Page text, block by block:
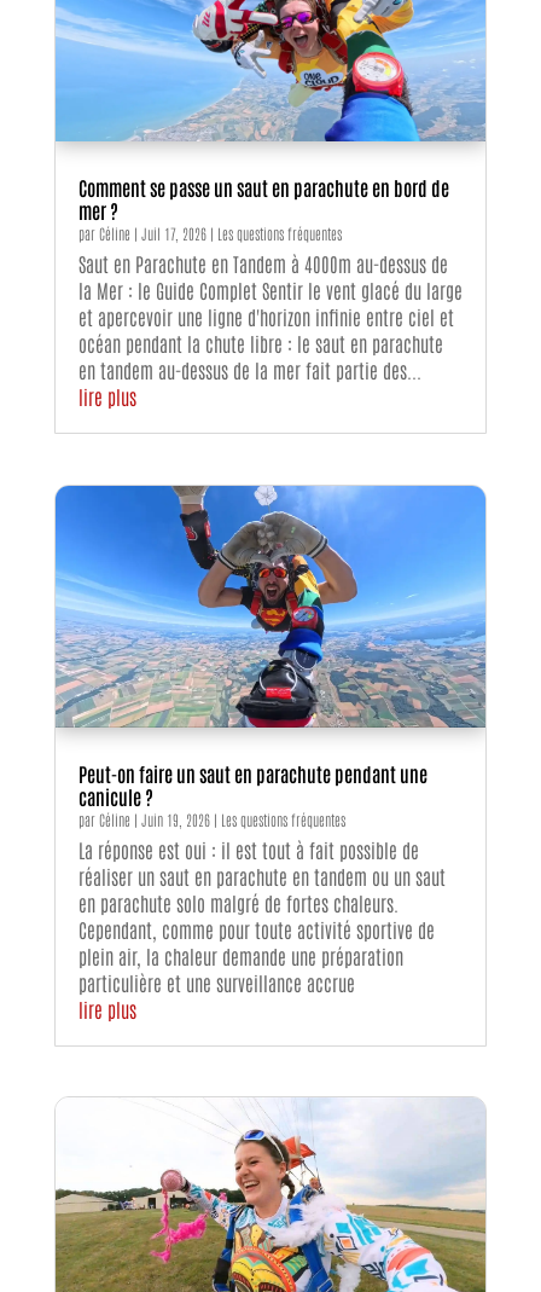
Comment se passe un saut en parachute en bord de
mer ?
parCéline | Juil 17, 2026| Les questions fréquentes
Saut en Parachute en Tandem à 4000m au-dessus de
la Mer : le Guide Complet Sentir le vent glacé du large
et apercevoir une ligne d'horizon infinie entre ciel et
océan pendant la chute libre : le saut en parachute
en tandem au-dessus de la mer fait partie des...
lire plus
Peut-on faire un saut en parachute pendant une
canicule ?
parCéline | Juin 19, 2026| Les questions fréquentes
La réponse est oui : il est tout à fait possible de
réaliser un saut en parachute en tandem ou un saut
en parachute solo malgré de fortes chaleurs.
Cependant, comme pour toute activité sportive de
plein air, la chaleur demande une préparation
particulière et une surveillance accrue
lire plus